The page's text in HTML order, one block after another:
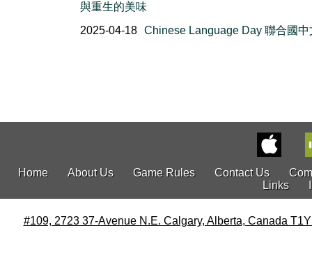
與重生的美味
2025-04-18 Chinese Language Day 聯合國中
Home About Us Game Rules Contact Us
Links
#109, 2723 37-Avenue N.E. Calgary, Alberta, Canada